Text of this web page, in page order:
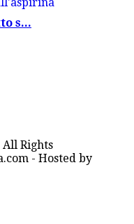
s...
Rights
- Hosted by